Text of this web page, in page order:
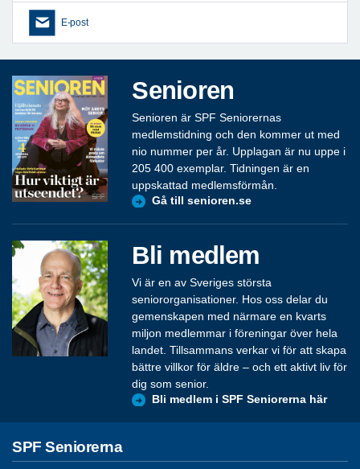
E-post
Senioren
Senioren är SPF Seniorernas
medlemstidning och den kommer ut med
nio nummer per år. Upplagan är nu uppe i
205 400 exemplar. Tidningen är en
uppskattad medlemsförmån.
Gå till senioren.se
Bli medlem
Vi är en av Sveriges största
seniororganisationer. Hos oss delar du
gemenskapen med närmare en kvarts
miljon medlemmar i föreningar över hela
landet. Tillsammans verkar vi för att skapa
bättre villkor för äldre – och ett aktivt liv för
dig som senior.
Bli medlem i SPF Seniorerna här
SPF Seniorerna